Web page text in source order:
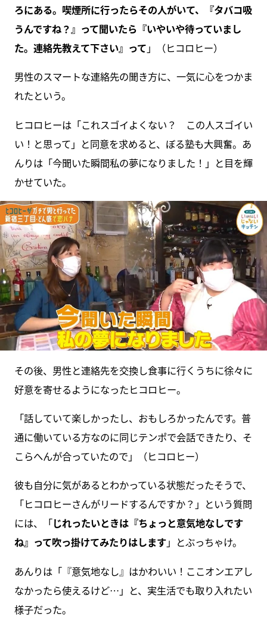
ろにある。喫煙所に行ったらその人がいて、『タバコ吸
うんですね？』って聞いたら『いやいや待っていまし
た。連絡先教えて下さい』って 」（ヒコロヒー）
男性のスマートな連絡先の聞き方に、一気に心をつかま
れたという。
ヒコロヒーは「これスゴイよくない？ この人スゴイい
い！と思って」と同意を求めると、ぼる塾も大興奮。あ
んりは「今聞いた瞬間私の夢になりました！」と目を輝
かせていた。
その後、男性と連絡先を交換し食事に行くうちに徐々に
好意を寄せるようになったヒコロヒー。
「話していて楽しかったし、おもしろかったんです。普
通に働いている方なのに同じテンポで会話できたり、そ
こらへんが合っていたので」（ヒコロヒー）
彼も自分に気があるとわかっている状態だったそうで、
「ヒコロヒーさんがリードするんですか？」という質問
には、「じれったいときは『ちょっと意気地なしです
ね』って吹っ掛けてみたりはします」とぶっちゃけ。
あんりは「『意気地なし』はかわいい！ここオンエアし
なかったら使えるけど…」と、実生活でも取り入れたい
様子だった。